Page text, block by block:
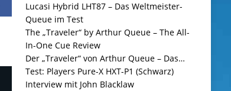
Lucasi Hybrid LHT87 – Das Weltmeister-
Queue im Test
The „Traveler“ by Arthur Queue – The All-
In-One Cue Review
Der „Traveler“ von Arthur Queue – Das…
Test: Players Pure-X HXT-P1 (Schwarz)
Interview mit John Blacklaw